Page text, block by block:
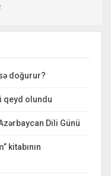
doğurur?
qeyd olundu
Dili Günü
kitabının